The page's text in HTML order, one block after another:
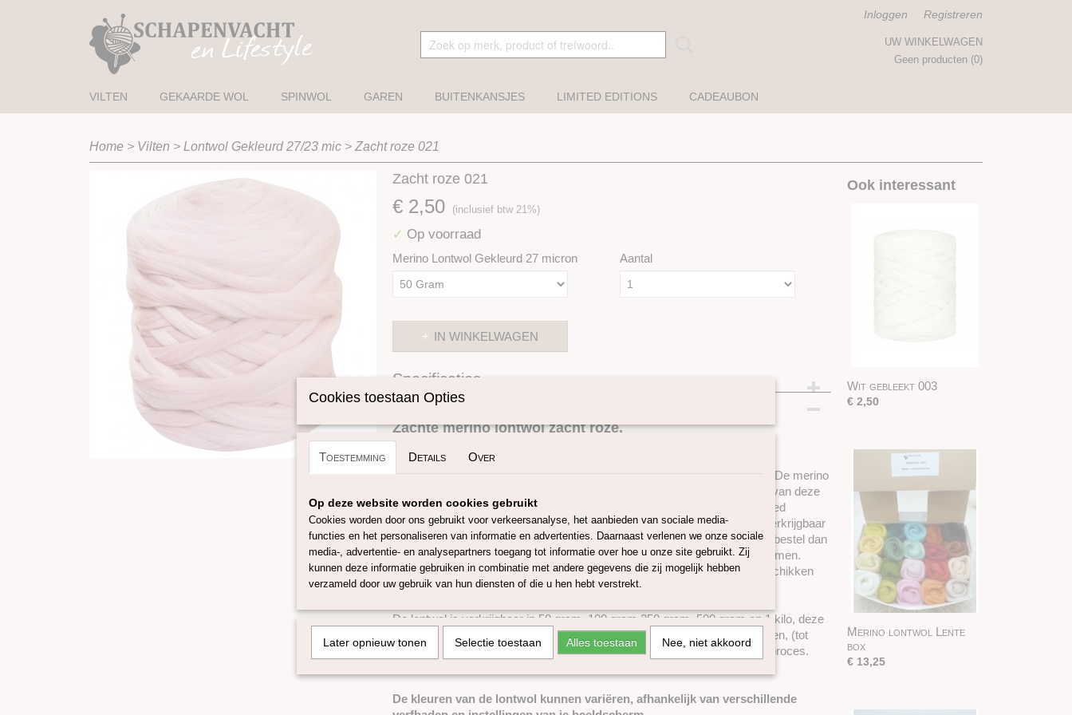
Inloggen Registreren
UW WINKELWAGEN
Geen producten (0)
VILTEN GEKAARDE WOL SPINWOL GAREN BUITENKANSJES LIMITED EDITIONS CADEAUBON
Home > Vilten > Lontwol Gekleurd 27/23 mic > Zacht roze 021
Zacht roze 021
€ 2,50 (inclusief btw 21%)
✓ Op voorraad
Merino Lontwol Gekleurd 27 micron Aantal
IN WINKELWAGEN
Specificaties
Productcode
Omschrijving
Zachte merino lontwol zacht roze.
Deze 100% merino lontwol komt/wordt vervaardigd en geverfd in Europa. De merino
wol is mulesing-vrij en heeft een micron van ongeveer 27, de vezellengte van deze
Europese lontwol is 55-65 mm. Met deze wol kan je onder andere heel goed
naaldvilten, natvilten, spinnen of weven. De 27 micron merino lontwol is verkrijgbaar
in ruim 50 verschillende kleuren. Wanneer je een groot project wilt maken bestel dan
genoeg om eventueel kleurverschil van verschillende verfbaden te voorkomen.
De kleurstoffen die worden gebruikt voor het verven van deze lontwol beschikken
over het kwaliteits- en veiligheidscertificaten conform EU-richtlijnen.
De lontwol is verkrijgbaar in 50 gram, 100 gram 250 gram, 500 gram en 1 kilo, deze
worden los geleverd maar bij wens kunnen wij de lontwol aan 1 stuk leveren, (tot
maximaal 4,5 kilo) je kunt dit aangeven bij opmerkingen tijdens het bestelproces.
De kleuren van de lontwol kunnen variëren, afhankelijk van verschillende
Ook interessant
Wit gebleekt 003
€ 2,50
Merino lontwol Lente
box
€ 13,25
Cookies toestaan Opties
Toestemming Details Over
Op deze website worden cookies gebruikt
Cookies worden door ons gebruikt voor verkeersanalyse, het aanbieden van sociale media-
functies en het personaliseren van informatie en advertenties. Daarnaast verlenen we onze sociale
media-, advertentie- en analysepartners toegang tot informatie over hoe u onze site gebruikt. Zij
kunnen deze informatie gebruiken in combinatie met andere gegevens die zij mogelijk hebben
verzameld door uw gebruik van hun diensten of die u hen hebt verstrekt.
Later opnieuw tonen Selectie toestaan Alles toestaan Nee, niet akkoord